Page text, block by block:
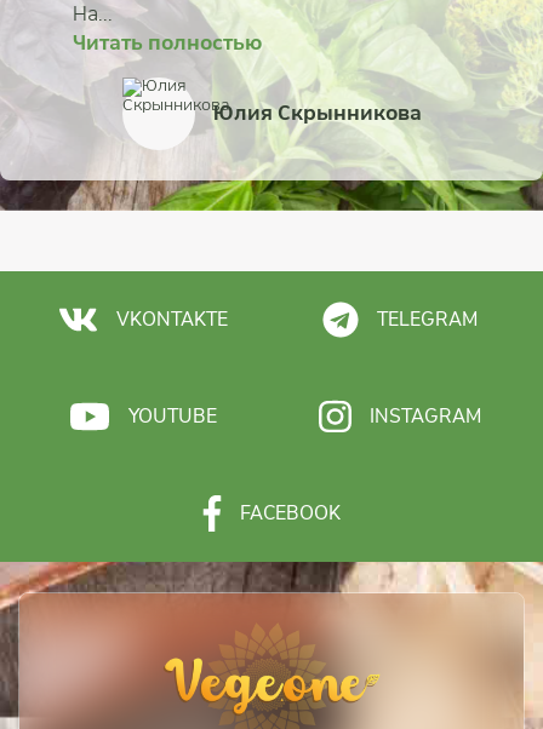
На...
Читать полностью
Юлия Скрынникова
Читать полностью
Игорь Цимбалов
Читать полностью
Айгерим Тастанова
Читать полностью
Мария Нетёсова
Читать полностью
Олег Васильев
Сморгунова Ксения
Читать полностью
Алла Рысина
Читать полностью
Ирина Кирилюк
VKONTAKTE TELEGRAM
YOUTUBE INSTAGRAM
FACEBOOK